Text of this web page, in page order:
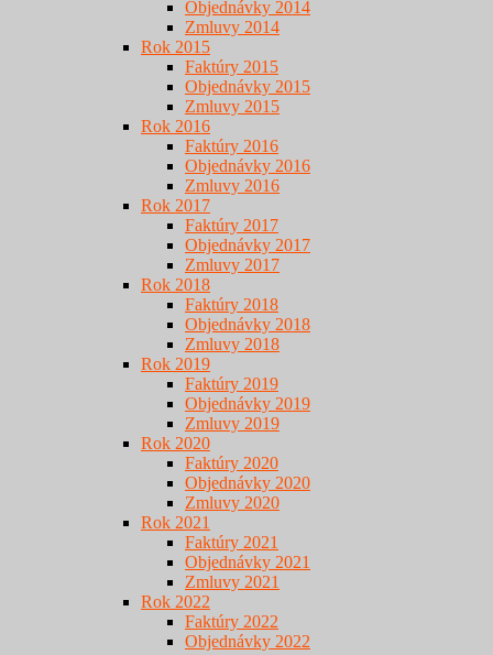
Objednávky 2014
Zmluvy 2014
Rok 2015
Faktúry 2015
Objednávky 2015
Zmluvy 2015
Rok 2016
Faktúry 2016
Objednávky 2016
Zmluvy 2016
Rok 2017
Faktúry 2017
Objednávky 2017
Zmluvy 2017
Rok 2018
Faktúry 2018
Objednávky 2018
Zmluvy 2018
Rok 2019
Faktúry 2019
Objednávky 2019
Zmluvy 2019
Rok 2020
Faktúry 2020
Objednávky 2020
Zmluvy 2020
Rok 2021
Faktúry 2021
Objednávky 2021
Zmluvy 2021
Rok 2022
Faktúry 2022
Objednávky 2022